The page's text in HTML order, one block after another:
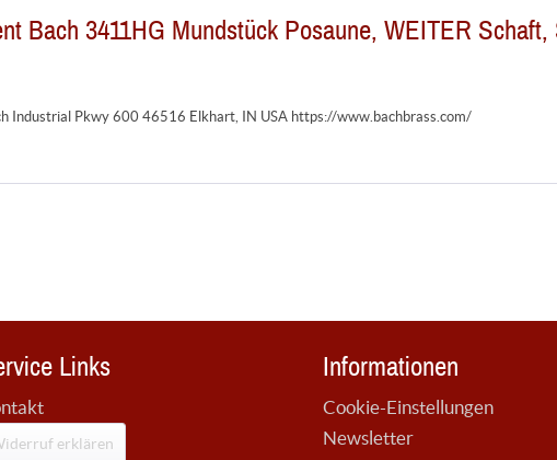
Bach 3411HG Mundstück Posaune, WEITER
Industrial Pkwy 600 46516 Elkhart, IN USA https://www.bachbrass.com/
Links
erklären
Informationen
Cookie-Einstellungen
Newsletter